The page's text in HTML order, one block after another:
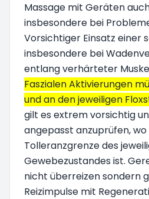
Massage mit Geräten
insbesondere bei
Vorsichtiger Einsatz einer
insbesondere bei
entlang verhärteter
Faszialen Aktivierungen
und an den jeweiligen
gilt es extrem vorsichtig
angepasst anzuprüfen,
Tolleranzgrenze des
Gewebezustandes ist.
nicht überreizen sondern
Reizimpulse mit